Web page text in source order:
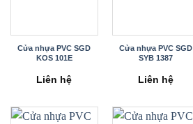
Cửa nhựa PVC SGD
KOS 101E
Liên hệ
Cửa nhựa PVC SGD
SYB 1387
Liên hệ